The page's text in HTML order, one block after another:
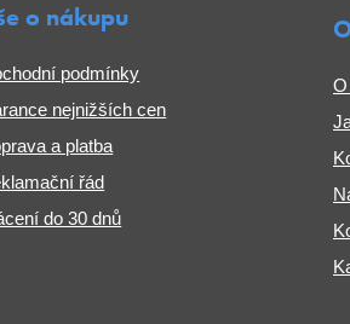
o nákupu
podmínky
nejnižších cen
a platba
řád
do 30 dnů